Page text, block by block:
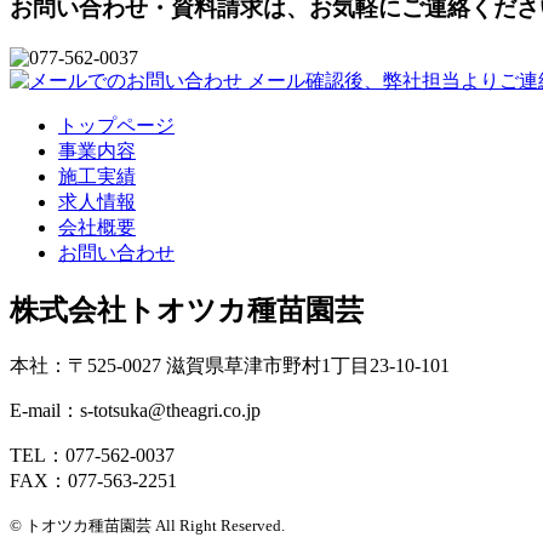
お問い合わせ・資料請求は、お気軽にご連絡くだ
トップページ
事業内容
施工実績
求人情報
会社概要
お問い合わせ
株式会社トオツカ種苗園芸
本社：〒525-0027 滋賀県草津市野村1丁目23-10-101
E-mail：s-totsuka@theagri.co.jp
TEL：077-562-0037
FAX：077-563-2251
© トオツカ種苗園芸 All Right Reserved.